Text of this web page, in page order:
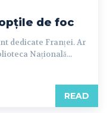
de foc
dedicate Franței. Ar
Națională...
READ